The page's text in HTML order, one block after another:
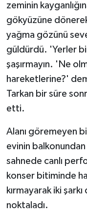
zeminin
gökyüzüne
yağma gözünü
güldürdü. 'Yerler
şaşırmayın. 'Ne
hareketlerine?'
Tarkan bir süre
etti.
Alanı göremeyen
evinin
sahnede canlı
konser bitiminde
kırmayarak iki
noktaladı.